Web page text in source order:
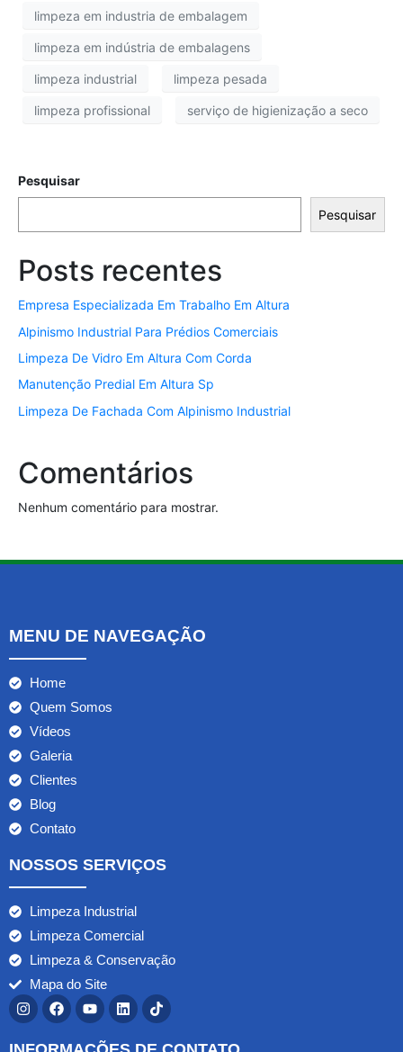
limpeza em industria de embalagem
limpeza em indústria de embalagens
limpeza industrial limpeza pesada
limpeza profissional serviço de higienização a seco
Pesquisar
Pesquisar
Posts recentes
Empresa Especializada Em Trabalho Em Altura
Alpinismo Industrial Para Prédios Comerciais
Limpeza De Vidro Em Altura Com Corda
Manutenção Predial Em Altura Sp
Limpeza De Fachada Com Alpinismo Industrial
Comentários
Nenhum comentário para mostrar.
MENU DE NAVEGAÇÃO
Home
Quem Somos
Vídeos
Galeria
Clientes
Blog
Contato
NOSSOS SERVIÇOS
Limpeza Industrial
Limpeza Comercial
Limpeza & Conservação
Mapa do Site